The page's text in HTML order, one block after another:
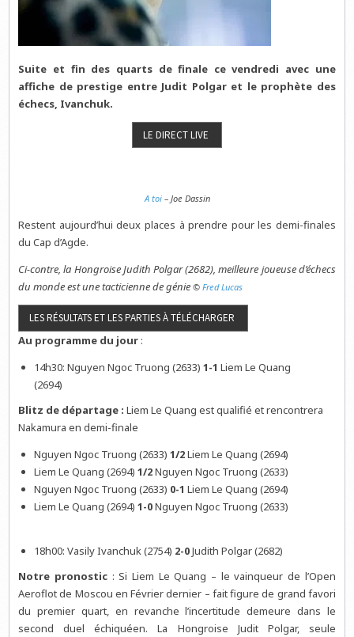
Suite et fin des quarts de finale ce vendredi avec une
affiche de prestige entre Judit Polgar et le prophète des
échecs, Ivanchuk.
A toi– Joe Dassin
Restent aujourd’hui deux places à prendre pour les demi-finales
du Cap d’Agde.
Ci-contre, la Hongroise Judith Polgar (2682), meilleure joueuse d’échecs
du monde est une tacticienne de génie©Fred Lucas
Au programme du jour :
14h30: Nguyen Ngoc Truong (2633)1-1 Liem Le Quang
(2694)
Blitz de départage : Liem Le Quang est qualifié et rencontrera
Nakamura en demi-finale
Nguyen Ngoc Truong (2633)1/2Liem Le Quang (2694)
Liem Le Quang (2694)1/2Nguyen Ngoc Truong (2633)
Nguyen Ngoc Truong (2633) 0-1 Liem Le Quang (2694)
Liem Le Quang (2694)1-0Nguyen Ngoc Truong (2633)
18h00: Vasily Ivanchuk (2754) 2-0Judith Polgar (2682)
Notre pronostic : Si Liem Le Quang – le vainqueur de l’Open
Aeroflot de Moscou en Février dernier – fait figure de grand favori
du premier quart, en revanche l’incertitude demeure dans le
second duel échiquéen. La Hongroise Judit Polgar, seule